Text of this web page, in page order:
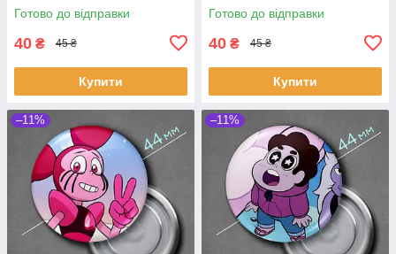
Готово до відправки
40 ₴ 45 ₴
Купити
Готово до відправки
40 ₴ 45 ₴
Купити
–11% –11%